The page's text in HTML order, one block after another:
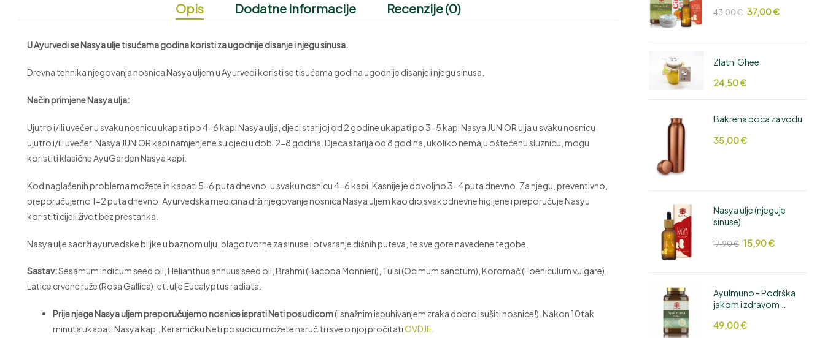
Opis Dodatne Informacije Recenzije (0)
U Ayurvedi se Nasya ulje tisućama godina koristi za ugodnije disanje i njegu sinusa.
Drevna tehnika njegovanja nosnica Nasya uljem u Ayurvedi koristi se tisućama godina ugodnije disanje i njegu sinusa.
Način primjene Nasya ulja:
Ujutro i/ili uvečer u svaku nosnicu ukapati po 4-6 kapi Nasya ulja, djeci starijoj od 2 godine ukapati po 3-5 kapi Nasya JUNIOR ulja u svaku nosnicu
ujutro i/ili uvečer. Nasya JUNIOR kapi namjenjene su djeci u dobi 2-8 godina. Djeca starija od 8 godina, ukoliko nemaju oštećenu sluznicu, mogu
koristiti klasične AyuGarden Nasya kapi.
Kod naglašenih problema možete ih kapati 5-6 puta dnevno, u svaku nosnicu 4-6 kapi. Kasnije je dovoljno 3-4 puta dnevno. Za njegu, preventivno,
preporučujemo 1-2 puta dnevno. Ayurvedska medicina drži njegovanje nosnica Nasya uljem kao dio svakodnevne higijene i preporučuje Nasyu
koristiti cijeli život bez prestanka.
Nasya ulje sadrži ayurvedske biljke u baznom ulju, blagotvorne za sinuse i otvaranje dišnih puteva, te sve gore navedene tegobe.
Sastav:Sesamum indicum seed oil, Helianthus annuus seed oil, Brahmi (Bacopa Monnieri), Tulsi (Ocimum sanctum), Koromač (Foeniculum vulgare),
Latice crvene ruže (Rosa Gallica), et. ulje Eucalyptus radiata.
Prije njege Nasya uljem preporučujemo nosnice isprati Neti posudicom(i snažnim ispuhivanjem zraka dobro isušiti nosnice!). Nakon 10tak
minuta ukapati Nasya kapi. Keramičku Neti posudicu možete naručiti i sve o njoj pročitatiOVDJE.
43,00€ 37,00€
Zlatni Ghee
24,50€
Bakrena boca za vodu
35,00€
Nasya ulje (njeguje
sinuse)
17,90€ 15,90€
AyuImuno - Podrška
jakom i zdravom
49,00€